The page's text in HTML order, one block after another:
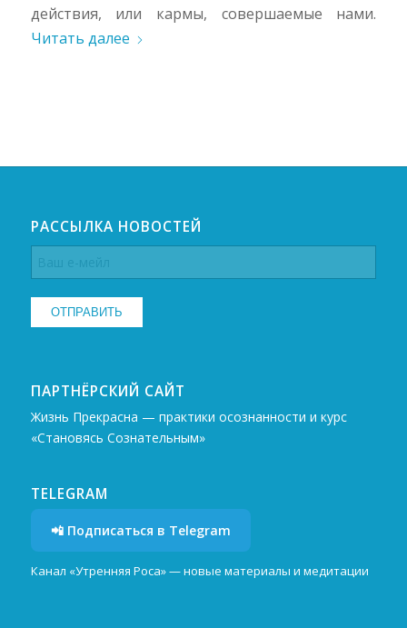
действия, или кармы, совершаемые нами.
Читать далее
РАССЫЛКА НОВОСТЕЙ
ПАРТНЁРСКИЙ САЙТ
Жизнь Прекрасна — практики осознанности и курс
«Становясь Сознательным»
TELEGRAM
📲 Подписаться в Telegram
Канал «Утренняя Роса» — новые материалы и медитации